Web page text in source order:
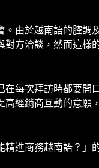
。由於越南語的腔調
對方洽談，然而這樣
在每次拜訪時都要開
高經銷商互動的意願
精進商務越南語？」